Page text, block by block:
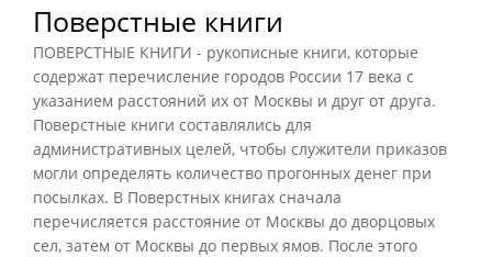
Поверстные книги
ПОВЕРСТНЫЕ КНИГИ - рукописные книги, которые
содержат перечисление городов России 17 века с
указанием расстояний их от Москвы и друг от друга.
Поверстные книги составлялись для
административных целей, чтобы служители приказов
могли определять количество прогонных денег при
посылках. В Поверстных книгах сначала
перечисляется расстояние от Москвы до дворцовых
сел, затем от Москвы до первых ямов. После этого